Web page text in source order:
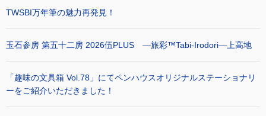
TWSBI万年筆の魅力再発見！
玉石参房 第五十二房 2026伍PLUS ―旅彩™Tabi-Irodori―上高地
「趣味の文具箱 Vol.78」にてペンハウスオリジナルステーショナリ
ーをご紹介いただきました！